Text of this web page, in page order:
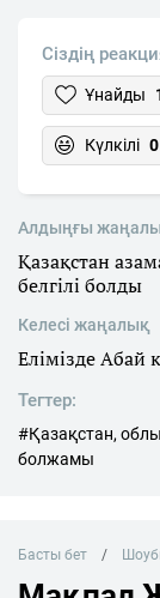
Сіздің
Ұнайды
Күлкілі 0
Алдыңғы
Қазақстан
белгілі болды
Келесі жаңалық
Елімізде Абай
Тегтер:
#Қазақстан,
болжамы
Басты бет